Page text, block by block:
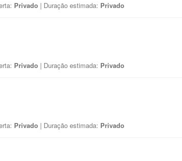
Privado | Duração estimada: Privado
Privado | Duração estimada: Privado
Privado | Duração estimada: Privado